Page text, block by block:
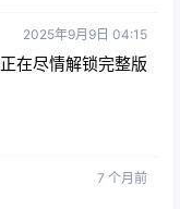
2025年9月9日 04:15
在尽情解锁完整版
7 个月前